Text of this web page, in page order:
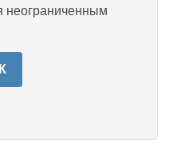
неограниченным